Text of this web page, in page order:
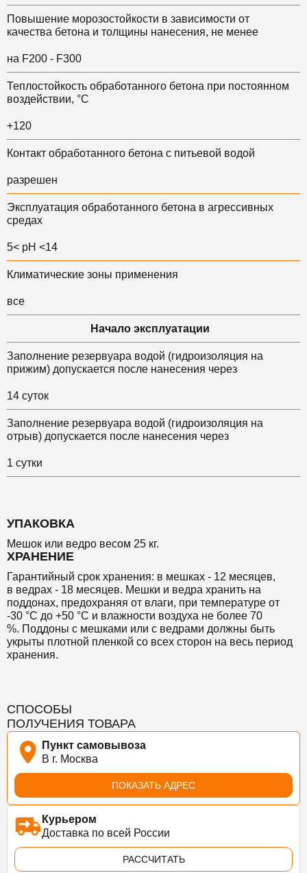
Повышение морозостойкости в зависимости от
качества бетона и толщины нанесения, не менее
на F200 - F300
Теплостойкость обработанного бетона при постоянном
воздействии, °C
+120
Контакт обработанного бетона с питьевой водой
разрешен
Эксплуатация обработанного бетона в агрессивных
средах
5< pH <14
Климатические зоны применения
все
Начало эксплуатации
Заполнение резервуара водой (гидроизоляция на
прижим) допускается после нанесения через
14 суток
Заполнение резервуара водой (гидроизоляция на
отрыв) допускается после нанесения через
1 сутки
УПАКОВКА
Мешок или ведро весом 25 кг.
ХРАНЕНИЕ
Гарантийный срок хранения: в мешках - 12 месяцев,
в ведрах - 18 месяцев. Мешки и ведра хранить на
поддонах, предохраняя от влаги, при температуре от
-30 °С до +50 °С и влажности воздуха не более 70
%. Поддоны с мешками или с ведрами должны быть
укрыты плотной пленкой со всех сторон на весь период
хранения.
СПОСОБЫ
ПОЛУЧЕНИЯ ТОВАРА
Пункт самовывоза
В г. Москва
ПОКАЗАТЬ АДРЕС
Курьером
Доставка по всей России
РАССЧИТАТЬ